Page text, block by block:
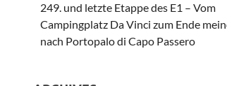
249. und letzte Etappe des E1 – Vom
Campingplatz Da Vinci zum Ende
nach Portopalo di Capo Passero